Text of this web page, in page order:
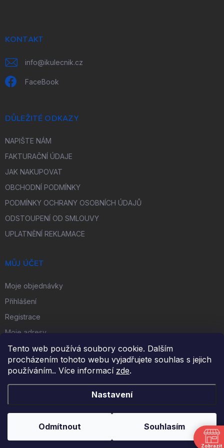
Tento web používá soubory cookie. Dalším
procházením tohoto webu vyjadřujete souhlas s jejich
používáním.. Více informací zde.
Nastavení
Odmítnout Souhlasím
KONTAKT
info@ikulecnik.cz
FaceBook
DŮLEŽITÉ ODKAZY
NAPIŠTE NÁM
FAKTURAČNÍ ÚDAJE
JAK NAKUPOVAT
OBCHODNÍ PODMÍNKY
PODMÍNKY OCHRANY OSOBNÍCH ÚDAJŮ
ODSTOUPENÍ OD SMLOUVY
UPLATNĚNÍ REKLAMACE
MŮJ ÚČET
Moje objednávky
Přihlášení
Registrace
Moje adresy
FACEBOOK
Vytvořil Shoptet
Copyright 2026 iKulečník.cz . Všechna práva vyhrazena.
Zobrazit